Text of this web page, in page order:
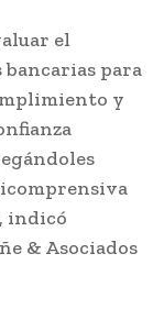
el
para
y
indicó
& Asociados